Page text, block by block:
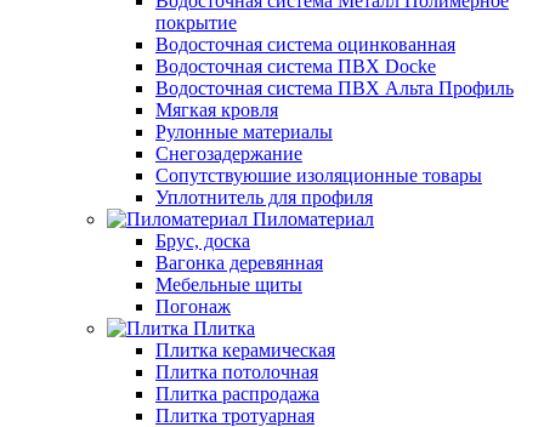
покрытие
Водосточная система оцинкованная
Водосточная система ПВХ Docke
Водосточная система ПВХ Альта Профиль
Мягкая кровля
Рулонные материалы
Снегозадержание
Сопутствуюшие изоляционные товары
Уплотнитель для профиля
Пиломатериал
Брус, доска
Вагонка деревянная
Мебельные щиты
Погонаж
Плитка
Плитка керамическая
Плитка потолочная
Плитка распродажа
Плитка тротуарная